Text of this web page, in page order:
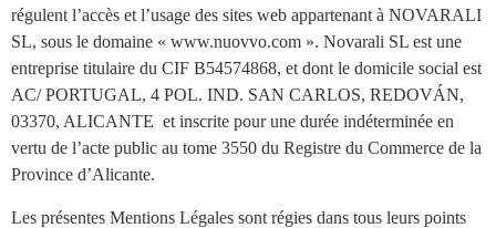
régulent l’accès et l’usage des sites web appartenant à NOVARALI
SL, sous le domaine « www.nuovvo.com ». Novarali SL est une
entreprise titulaire du CIF B54574868, et dont le domicile social est
AC/ PORTUGAL, 4 POL. IND. SAN CARLOS, REDOVÁN,
03370, ALICANTE et inscrite pour une durée indéterminée en
vertu de l’acte public au tome 3550 du Registre du Commerce de la
Province d’Alicante.
Les présentes Mentions Légales sont régies dans tous leurs points